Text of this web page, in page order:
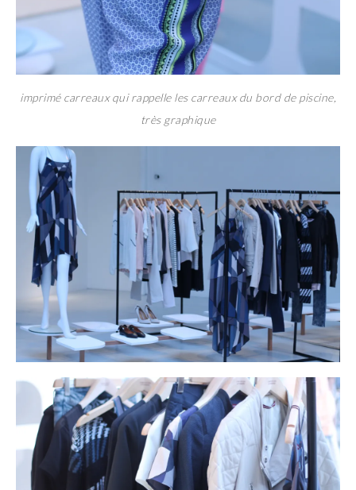
imprimé carreaux qui rappelle les carreaux du bord de piscine,
très graphique